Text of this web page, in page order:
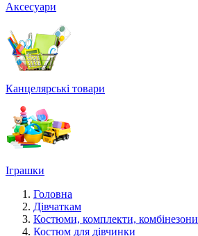
Аксесуари
Канцелярські товари
Іграшки
Головна
Дівчаткам
Костюми, комплекти, комбінезони
Костюм для дівчинки